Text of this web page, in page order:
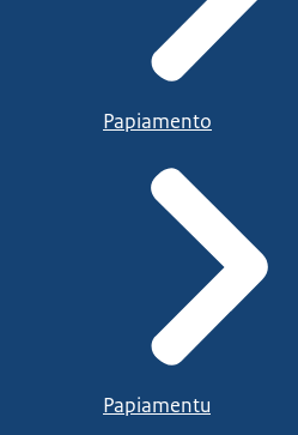
Papiamento
Papiamentu